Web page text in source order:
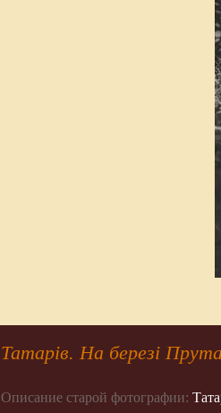
Татарів. На березі
Описание старой фотографии: